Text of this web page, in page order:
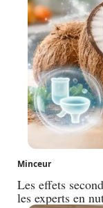
Minceur
Les effets
les experts en